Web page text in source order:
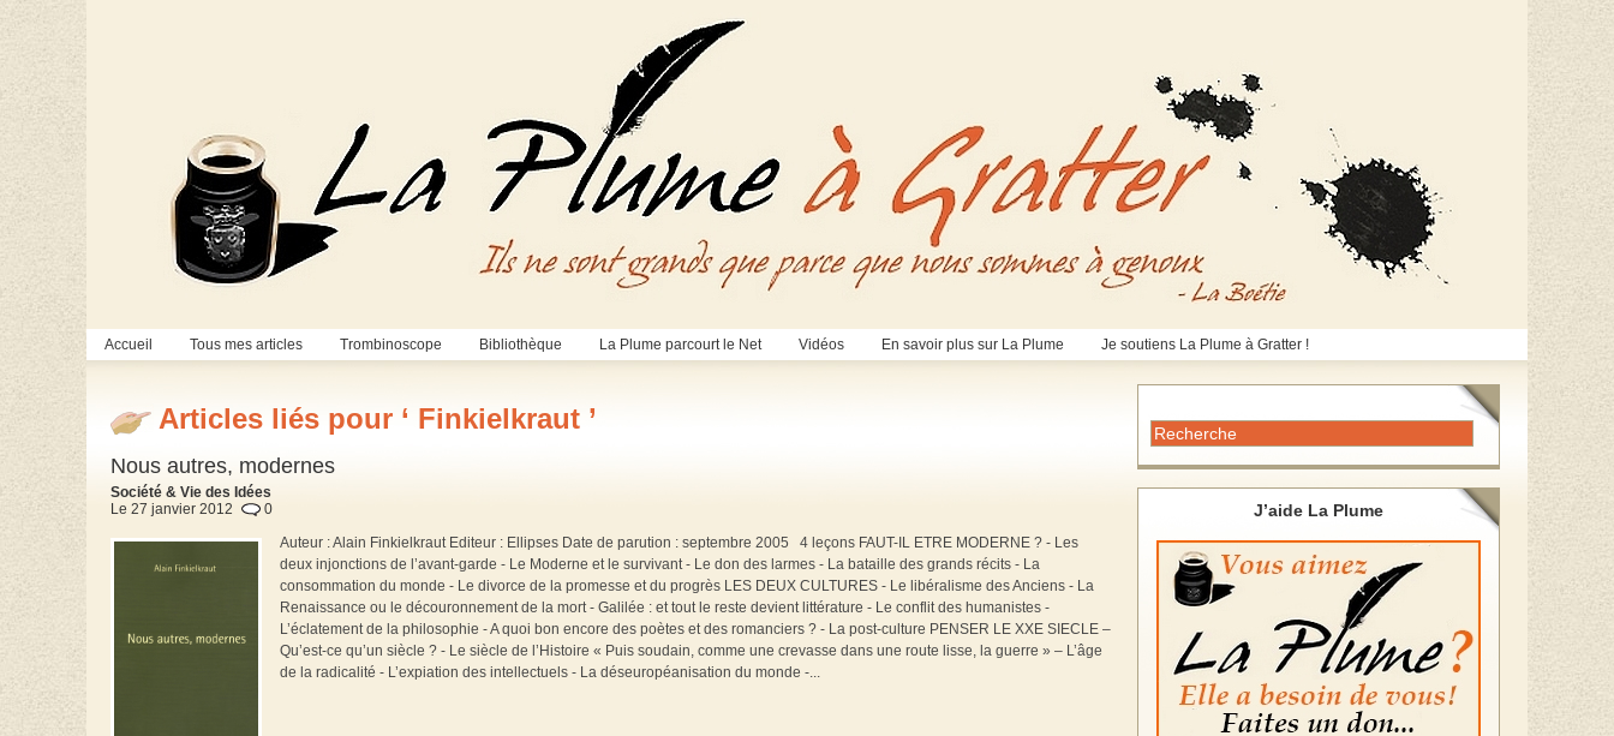
Accueil Tous mes articles Trombinoscope Bibliothèque La Plume parcourt le Net Vidéos En savoir plus sur La Plume Je soutiens La Plume à Gratter !
Articles liés pour ‘ Finkielkraut ’
Nous autres, modernes
Société & Vie des Idées
Le 27 janvier 2012
0
Auteur : Alain Finkielkraut Editeur : Ellipses Date de parution : septembre 2005 4 leçons FAUT-IL ETRE MODERNE ? - Les
deux injonctions de l’avant-garde - Le Moderne et le survivant - Le don des larmes - La bataille des grands récits - La
consommation du monde - Le divorce de la promesse et du progrès LES DEUX CULTURES - Le libéralisme des Anciens - La
Renaissance ou le découronnement de la mort - Galilée : et tout le reste devient littérature - Le conflit des humanistes -
L’éclatement de la philosophie - A quoi bon encore des poètes et des romanciers ? - La post-culture PENSER LE XXE SIECLE –
Qu’est-ce qu’un siècle ? - Le siècle de l’Histoire « Puis soudain, comme une crevasse dans une route lisse, la guerre » – L’âge
de la radicalité - L’expiation des intellectuels - La déseuropéanisation du monde -...
J’aide La Plume